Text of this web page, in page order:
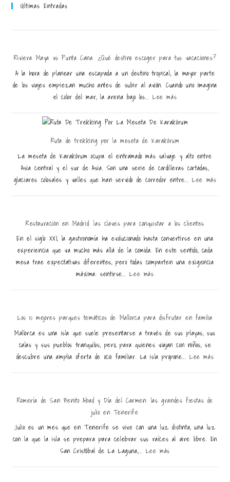
Últimas Entradas
Riviera Maya vs Punta Cana: ¿Qué destino escoger para tus vacaciones?
A la hora de planear una escapada a un destino tropical, la mayor parte
de los viajes empiezan mucho antes de subir al avión. Cuando uno imagina
el color del mar, la arena bajo los...Lee más
Ruta de trekking por la meseta de Karakórum
La meseta de Karakórum ocupa el entramado más salvaje y alto entre
Asia central y el sur de Asia. Son una serie de cordilleras cortadas,
glaciares colosales y valles que han servido de corredor entre...Lee más
Restauración en Madrid: las claves para conquistar a los clientes
En el siglo XXI, la gastronomía ha evolucionado hasta convertirse en una
experiencia que va mucho más allá de la comida. En este sentido, cada
mesa trae expectativas diferentes, pero todas comparten una exigencia
máxima: sentirse...Lee más
Los 10 mejores parques temáticos de Mallorca para disfrutar en familia
Mallorca es una isla que suele presentarse a través de sus playas, sus
calas y sus pueblos tranquilos, pero, para quienes viajan con niños, se
descubre una amplia oferta de ocio familiar. La isla propone...Lee más
Romería de San Benito Abad y Día del Carmen: las grandes fiestas de
julio en Tenerife
Julio es un mes que en Tenerife se vive con una luz distinta, una luz
con la que la isla se prepara para celebrar sus raíces al aire libre. En
San Cristóbal de La Laguna,... Lee más